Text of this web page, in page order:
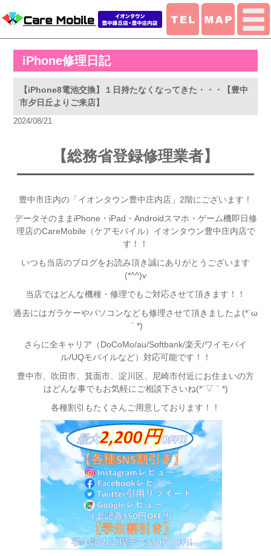
iPhone修理日記
【iPhone8電池交換】１日持たなくなってきた・・・【豊中
市夕日丘よりご来店】
2024/08/21
【総務省登録修理業者】
豊中市庄内の「イオンタウン豊中庄内店」2階にございます！
データそのままiPhone・iPad・Androidスマホ・ゲーム機即日修
理店のCareMobile（ケアモバイル）イオンタウン豊中庄内店で
す！！
いつも当店のブログをお読み頂き誠にありがとうございます
(*^^)v
当店ではどんな機種・修理でもご対応させて頂きます！！
過去にはガラケーやパソコンなども修理させて頂きましたよ(*´ω
｀*)
さらに全キャリア（DoCoMo/au/Softbank/楽天/ワイモバイ
ル/UQモバイルなど）対応可能です！！
豊中市、吹田市、箕面市、淀川区、尼崎市付近にお住まいの方
はどんな事でもお気軽にご相談下さいね(*´▽｀*)
各種割引もたくさんご用意しております！！